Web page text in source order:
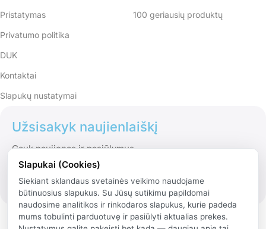
Pristatymas
Privatumo politika
DUK
Kontaktai
Slapukų nustatymai
100 geriausių produktų
Užsisakyk naujienlaiškį
Gauk naujienas ir pasiūlymus
Slapukai (Cookies)
Siekiant sklandaus svetainės veikimo naudojame
būtinuosius slapukus. Su Jūsų sutikimu papildomai
naudosime analitikos ir rinkodaros slapukus, kurie padeda
mums tobulinti parduotuvę ir pasiūlyti aktualias prekes.